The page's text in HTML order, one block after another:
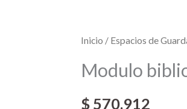
Inicio / Espacios de
Modulo
$ 570.912
Modulo
50
cm